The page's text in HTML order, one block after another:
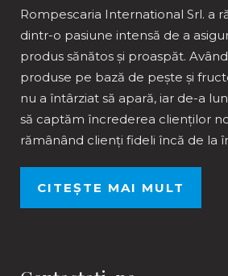
Rompescaria International Srl. a
dintr-o pasiune intensă de a
produs sănătos și proaspăt.
produse pe bază de pește și
nu a întârziat să apară, iar de-a
să captăm încrederea clienților
rămânând clienți fideli încă de la
CITEȘTE MAI MULT